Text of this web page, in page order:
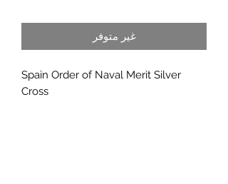
غير متوفر
Spain Order of Naval Merit Silver
Cross